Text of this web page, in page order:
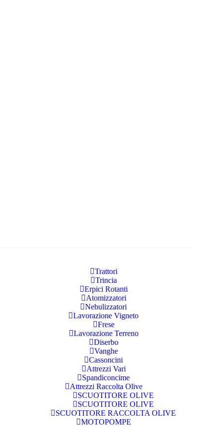
Trattori
Trincia
Erpici Rotanti
Atomizzatori
Nebulizzatori
Lavorazione Vigneto
Frese
Lavorazione Terreno
Diserbo
Vanghe
Cassoncini
Attrezzi Vari
Spandiconcime
Attrezzi Raccolta Olive
SCUOTITORE OLIVE
SCUOTITORE OLIVE
SCUOTITORE RACCOLTA OLIVE
MOTOPOMPE